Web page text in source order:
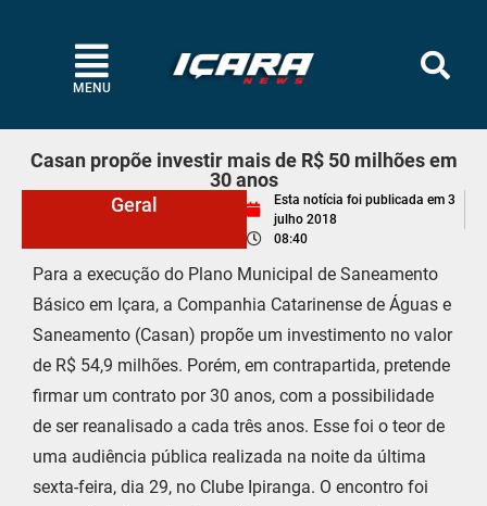
MENU
Casan propõe investir mais de R$ 50 milhões em
30 anos
Geral
Esta notícia foi publicada em 3
julho 2018
08:40
Para a execução do Plano Municipal de Saneamento
Básico em Içara, a Companhia Catarinense de Águas e
Saneamento (Casan) propõe um investimento no valor
de R$ 54,9 milhões. Porém, em contrapartida, pretende
firmar um contrato por 30 anos, com a possibilidade
de ser reanalisado a cada três anos. Esse foi o teor de
uma audiência pública realizada na noite da última
sexta-feira, dia 29, no Clube Ipiranga. O encontro foi